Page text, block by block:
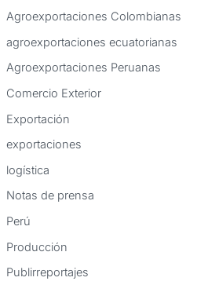
Agroexportaciones Colombianas
agroexportaciones ecuatorianas
Agroexportaciones Peruanas
Comercio Exterior
Exportación
exportaciones
logística
Notas de prensa
Perú
Producción
Publirreportajes